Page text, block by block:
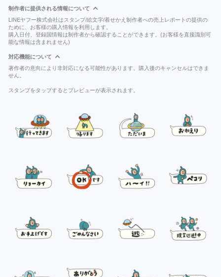
制作者に提供される情報について
LINEヤフー株式会社はスタンプ/絵文字/着せかえ制作者への売上レポートの提供の
ために、お客様の購入情報を利用します。
購入日付、登録国情報は制作者から確認することができます。(お客様を直接識別可
能な情報は含まれません)
対応機能について
著作者の意向により非対応になる可能性があります。購入後のキャンセルはできま
せん。
スタンプをタップするとプレビューが表示されます。